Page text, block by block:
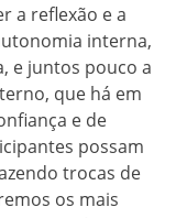
a reflexão e a
interna,
e juntos pouco a
que há em
e de
possam
trocas de
os mais